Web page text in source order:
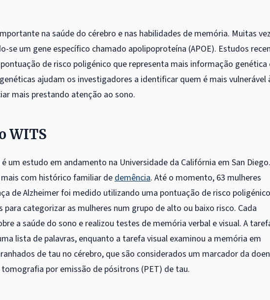
na saúde do cérebro e nas habilidades de memória. Muitas
se um gene específico chamado apolipoproteína (APOE). Estudos
de risco poligénico que representa mais informação genética
ajudam os investigadores a identificar quem é mais vulnerável
mais prestando atenção ao sono.
WITS
um estudo em andamento na Universidade da Califórnia em San
com histórico familiar dedemência. Até o momento, 63 mulheres
de Alzheimer foi medido utilizando uma pontuação de risco
categorizar as mulheres num grupo de alto ou baixo risco. Cada
a saúde do sono e realizou testes de memória verbal e visual. A
lista de palavras, enquanto a tarefa visual examinou a memória em
de tau no cérebro, que são considerados um marcador da
por emissão de pósitrons (PET) de tau.